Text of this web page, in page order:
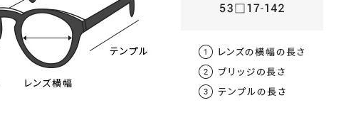
取扱度数
遠方視用の眼鏡（通常用）の日本人の平均値